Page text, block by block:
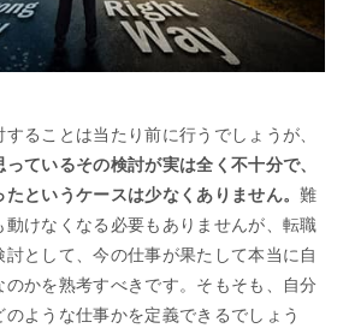
ることは当たり前に行うでしょうが、
ているその検討が実は全く不十分で、
たというケースは少なくありません。難
動けなくなる必要もありませんが、転職
として、今の仕事が果たして本当に自
かを熟考すべきです。そもそも、自分
ような仕事かを定義できるでしょう